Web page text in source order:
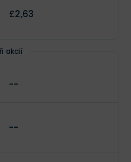
£2,63
akcií
--
--